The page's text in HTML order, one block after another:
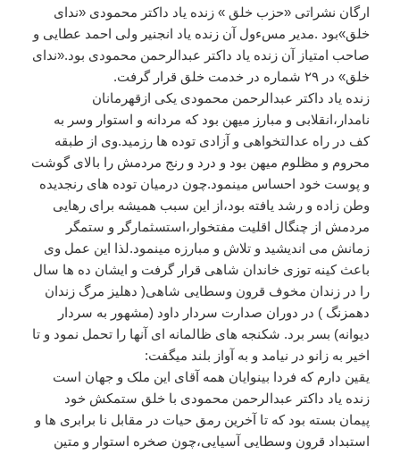
ارگان نشراتی «حزب خلق »زنده یاد داکتر محمودی «ندای
خلق»بود .مدیر مسءول آن زنده یاد انجنیر ولی احمد عطایی و
صاحب امتیاز آن زنده یاد داکتر عبدالرحمن محمودی بود.«ندای
خلق» در ۲۹ شماره در خدمت خلق قرار گرفت.
زنده یاد داکتر عبدالرحمن محمودی یکی ازقهرمانان
نامدار،انقلابی و مبارز میهن بود که مردانه و استوار وسر به
کف در راه عدالتخواهی و آزادی توده ها رزمید.وی از طبقه
محروم و مظلوم میهن بود و درد و رنج مردمش را بالای گوشت
و پوست خود احساس مینمود.چون درمیان توده های رنجدیده
وطن زاده و رشد یافته بود،از این سبب همیشه برای رهایی
مردمش از چنگال اقلیت مفتخوار،استسثمارگر و ستمگر
زمانش می اندیشید و تلاش و مبارزه مینمود.لذا این عمل وی
باعث کینه توزی خاندان شاهی قرار گرفت و ایشان ده ها سال
را در زندان مخوف قرون وسطایی شاهی( دهلیز مرگ زندان
دهمزنگ ) در دوران صدارت سردار داود (مشهور به سردار
دیوانه) بسر برد. شکنجه های ظالمانه ای آنها را تحمل نمود و تا
اخیر به زانو در نیامد و به آواز بلند میگفت:
یقین دارم که فردا بینوایان همه آقای این ملک و جهان است
زنده یاد داکتر عبدالرحمن محمودی با خلق ستمکش خود
پیمان بسته بود که تا آخرین رمق حیات در مقابل نا برابری ها و
استبداد قرون وسطایی آسیایی،چون صخره استوار و متین